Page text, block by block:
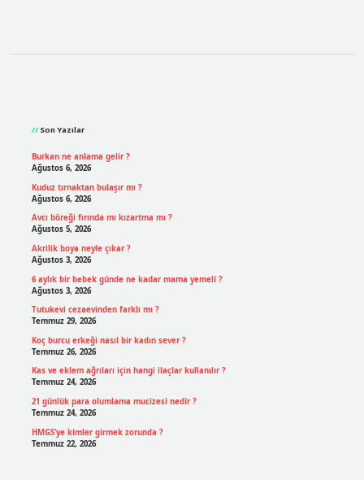
Son Yazılar
Burkan ne anlama gelir ?
Ağustos 6, 2026
Kuduz tırnaktan bulaşır mı ?
Ağustos 6, 2026
Avcı böreği fırında mı kızartma mı ?
Ağustos 5, 2026
Akrilik boya neyle çıkar ?
Ağustos 3, 2026
6 aylık bir bebek günde ne kadar mama yemeli ?
Ağustos 3, 2026
Tutukevi cezaevinden farklı mı ?
Temmuz 29, 2026
Koç burcu erkeği nasıl bir kadın sever ?
Temmuz 26, 2026
Kas ve eklem ağrıları için hangi ilaçlar kullanılır ?
Temmuz 24, 2026
21 günlük para olumlama mucizesi nedir ?
Temmuz 24, 2026
HMGS’ye kimler girmek zorunda ?
Temmuz 22, 2026